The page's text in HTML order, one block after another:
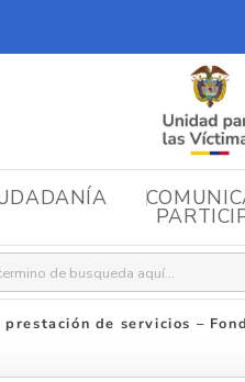
de servicios –